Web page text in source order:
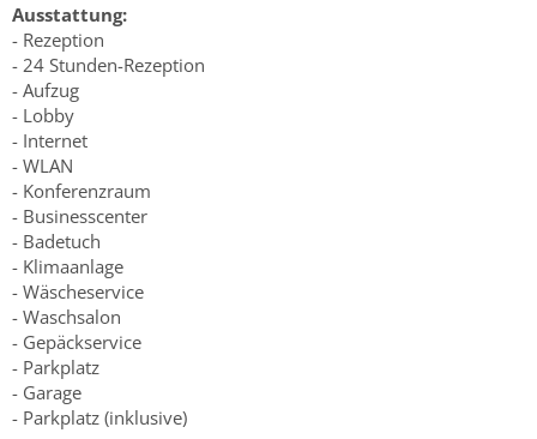
Ausstattung:
- Rezeption
- 24 Stunden-Rezeption
- Aufzug
- Lobby
- Internet
- WLAN
- Konferenzraum
- Businesscenter
- Badetuch
- Klimaanlage
- Wäscheservice
- Waschsalon
- Gepäckservice
- Parkplatz
- Garage
- Parkplatz (inklusive)